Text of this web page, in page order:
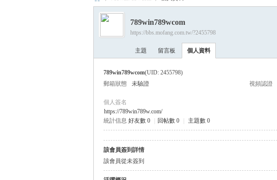
›
789win789wcom
https://bbs.mofang.com.tw/?2455798
主題 留言板 個人資料
789win789wcom(UID: 2455798)
郵箱狀態
未驗證 視頻認證
個人簽名
https://789win789w.com/
統計信息 好友數 0 回帖數 0 主題數 0
該會員簽到詳情
該會員從未簽到